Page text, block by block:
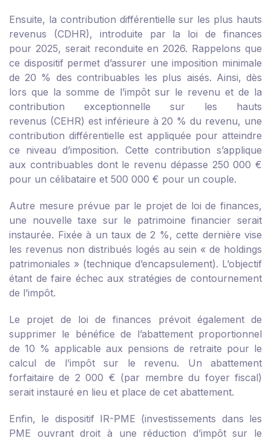
Ensuite, la contribution différentielle sur les plus hauts
revenus (CDHR), introduite par la loi de finances
pour 2025, serait reconduite en 2026. Rappelons que
ce dispositif permet d’assurer une imposition minimale
de 20 % des contribuables les plus aisés. Ainsi, dès
lors que la somme de l’impôt sur le revenu et de la
contribution exceptionnelle sur les hauts
revenus (CEHR) est inférieure à 20 % du revenu, une
contribution différentielle est appliquée pour atteindre
ce niveau d’imposition. Cette contribution s’applique
aux contribuables dont le revenu dépasse 250 000 €
pour un célibataire et 500 000 € pour un couple.
Autre mesure prévue par le projet de loi de finances,
une nouvelle taxe sur le patrimoine financier serait
instaurée. Fixée à un taux de 2 %, cette dernière vise
les revenus non distribués logés au sein « de holdings
patrimoniales » (technique d’encapsulement). L’objectif
étant de faire échec aux stratégies de contournement
de l’impôt.
Le projet de loi de finances prévoit également de
supprimer le bénéfice de l’abattement proportionnel
de 10 % applicable aux pensions de retraite pour le
calcul de l’impôt sur le revenu. Un abattement
forfaitaire de 2 000 € (par membre du foyer fiscal)
serait instauré en lieu et place de cet abattement.
Enfin, le dispositif IR-PME (investissements dans les
PME ouvrant droit à une réduction d’impôt sur le